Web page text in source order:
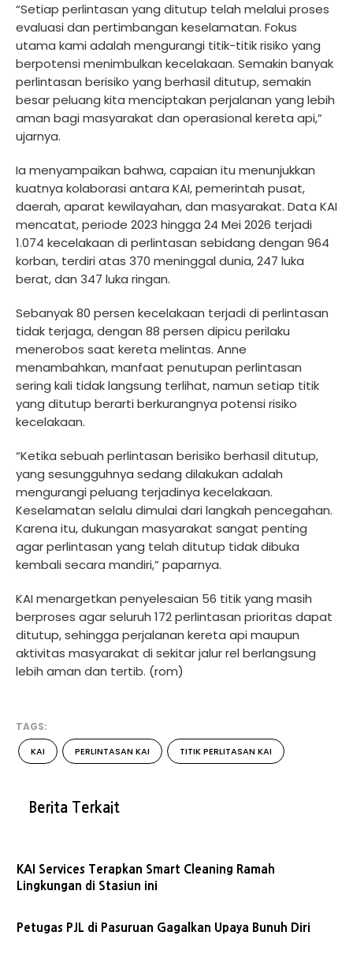
“Setiap perlintasan yang ditutup telah melalui proses
evaluasi dan pertimbangan keselamatan. Fokus
utama kami adalah mengurangi titik-titik risiko yang
berpotensi menimbulkan kecelakaan. Semakin banyak
perlintasan berisiko yang berhasil ditutup, semakin
besar peluang kita menciptakan perjalanan yang lebih
aman bagi masyarakat dan operasional kereta api,”
ujarnya.
Ia menyampaikan bahwa, capaian itu menunjukkan
kuatnya kolaborasi antara KAI, pemerintah pusat,
daerah, aparat kewilayahan, dan masyarakat. Data KAI
mencatat, periode 2023 hingga 24 Mei 2026 terjadi
1.074 kecelakaan di perlintasan sebidang dengan 964
korban, terdiri atas 370 meninggal dunia, 247 luka
berat, dan 347 luka ringan.
Sebanyak 80 persen kecelakaan terjadi di perlintasan
tidak terjaga, dengan 88 persen dipicu perilaku
menerobos saat kereta melintas. Anne
menambahkan, manfaat penutupan perlintasan
sering kali tidak langsung terlihat, namun setiap titik
yang ditutup berarti berkurangnya potensi risiko
kecelakaan.
“Ketika sebuah perlintasan berisiko berhasil ditutup,
yang sesungguhnya sedang dilakukan adalah
mengurangi peluang terjadinya kecelakaan.
Keselamatan selalu dimulai dari langkah pencegahan.
Karena itu, dukungan masyarakat sangat penting
agar perlintasan yang telah ditutup tidak dibuka
kembali secara mandiri,” paparnya.
KAI menargetkan penyelesaian 56 titik yang masih
berproses agar seluruh 172 perlintasan prioritas dapat
ditutup, sehingga perjalanan kereta api maupun
aktivitas masyarakat di sekitar jalur rel berlangsung
lebih aman dan tertib. (rom)
TAGS:
KAI PERLINTASAN KAI TITIK PERLITASAN KAI
Berita Terkait
KAI Services Terapkan Smart Cleaning Ramah
Lingkungan di Stasiun ini
Petugas PJL di Pasuruan Gagalkan Upaya Bunuh Diri